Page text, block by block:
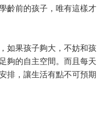
齡前的孩子，唯有這樣才
如果孩子夠大，不妨和孩
夠的自主空間。而且每天
排，讓生活有點不可預期